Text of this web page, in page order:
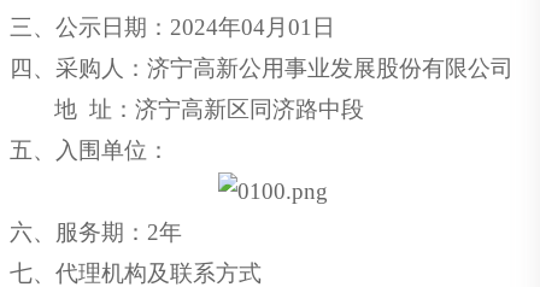
三、公示日期： 2024年04月 01 日
四、 采购人 ：济宁高新公用事业发展股份有限公司
地 址：济宁高新区同济路中段
五、入围单位：
六、服务期： 2年
七、代理机构及联系方式